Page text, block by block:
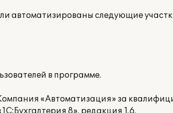
автоматизированы следующие
в программе.
«Автоматизация» за
8», редакция 1.6.